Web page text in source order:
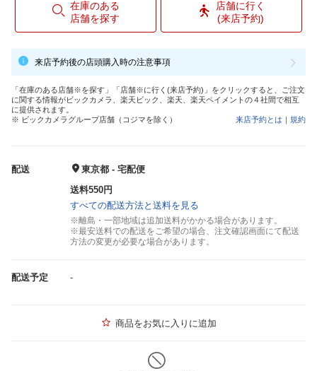
在庫のある
店舗を探す
店舗に行く
(来店予約)
来店予約後の店頭購入時の注意事項
「在庫のある店舗※を探す」「店舗※に行く(来店予約)」をクリックすると、ご注文
に関する情報がビックカメラ、楽天ビック、楽天、楽天ペイメントの４社間で相互
に提供されます。
※ ビックカメラグループ店舗（コジマを除く）
来店予約とは ｜ 規約
配送
東京都 - 宅配便
送料550円
すべての配送方法と送料を見る
※離島・一部地域は追加送料がかかる場合があります。
※最安送料での配送をご希望の場合、注文確認画面にて配送
方法の変更が必要な場合があります。
配送予定 -
商品をお気に入りに追加